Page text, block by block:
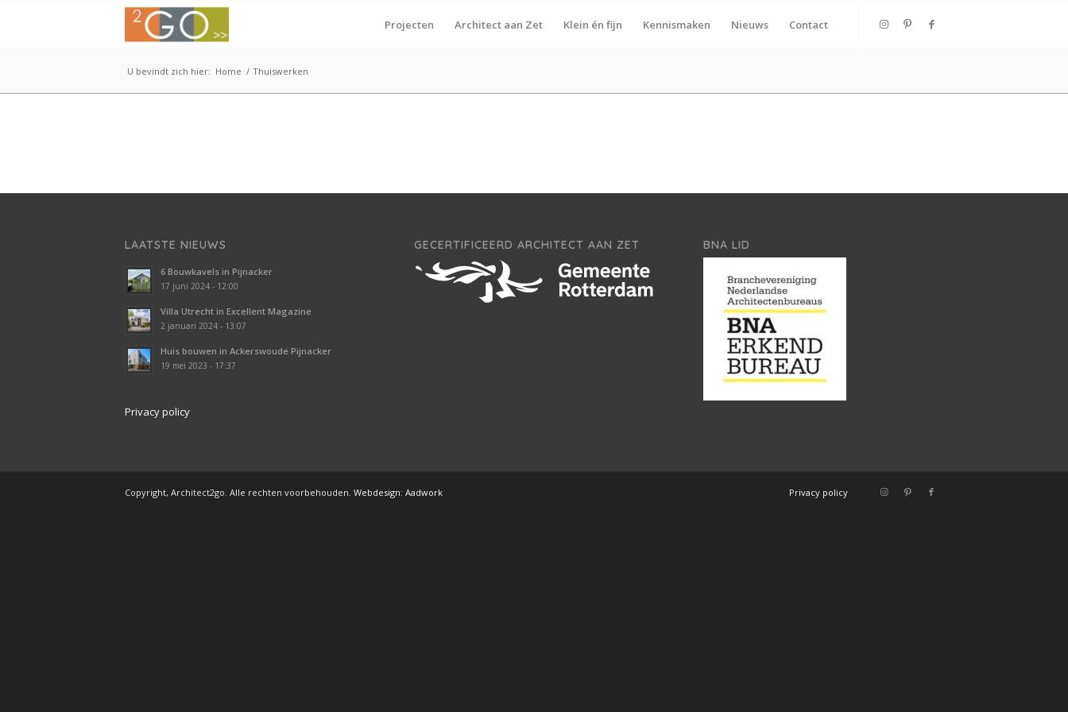
Projecten Architect aan Zet Klein én fijn Kennismaken Nieuws Contact
U bevindt zich hier: Home / Thuiswerken
LAATSTE NIEUWS
6 Bouwkavels in Pijnacker
17 juni 2024 - 12:00
Villa Utrecht in Excellent Magazine
2 januari 2024 - 13:07
Huis bouwen in Ackerswoude Pijnacker
19 mei 2023 - 17:37
Privacy policy
GECERTIFICEERD ARCHITECT AAN ZET BNA LID
Copyright, Architect2go. Alle rechten voorbehouden. Webdesign: Aadwork Privacy policy